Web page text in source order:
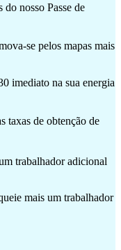
nosso Passe de
se pelos mapas mais
imediato na sua energia
de obtenção de
trabalhador adicional
mais um trabalhador